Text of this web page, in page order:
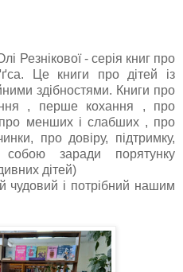
Резнікової- серія книг про
. Це книги про дітей із
здібностями. Книги про
, перше кохання , про
про менших і слабших , про
, про довіру, підтримку,
собою заради
порятунку
дітей)
чудовий і потрібний нашим